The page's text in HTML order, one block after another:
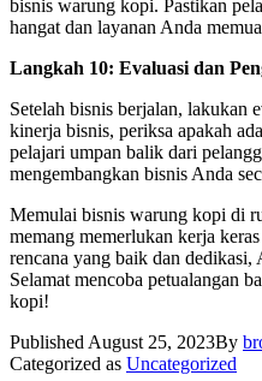
bisnis warung kopi. Pastikan
hangat dan layanan Anda
Langkah 10: Evaluasi dan
Setelah bisnis berjalan, lakukan
kinerja bisnis, periksa apakah
pelajari umpan balik dari
mengembangkan bisnis Anda
Memulai bisnis warung kopi di
memang memerlukan kerja
rencana yang baik dan dedikasi,
Selamat mencoba petualangan
kopi!
Published August 25, 2023By
Categorized as Uncategorized